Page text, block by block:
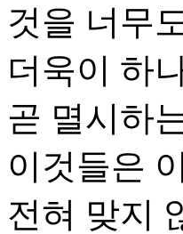
것을 너무
더욱이 하
곧 멸시하
이것들은
전혀 맞지